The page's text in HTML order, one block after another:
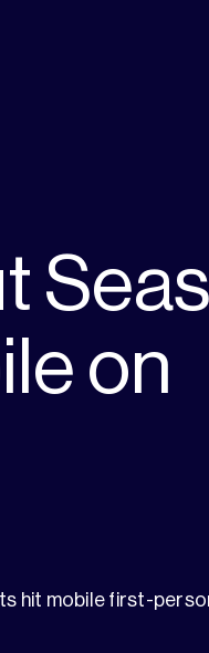
on
hit mobile first-